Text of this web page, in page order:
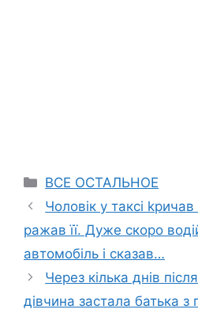
Categories
ВСЕ ОСТАЛЬНОЕ
Чоловік у таксі
рaжав її. Дуже скоро
автомобіль і сказав…
Через кілька днів
дівчина заcтала батька